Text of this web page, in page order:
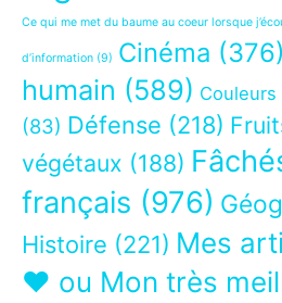
Ce qui me met du baume au coeur lorsque
d’information (9) Cinéma (376)
humain (589) Couleurs
(83) Défense (218)
végétaux (188)
français (976)
Histoire (221) Mes
❤ ou Mon très